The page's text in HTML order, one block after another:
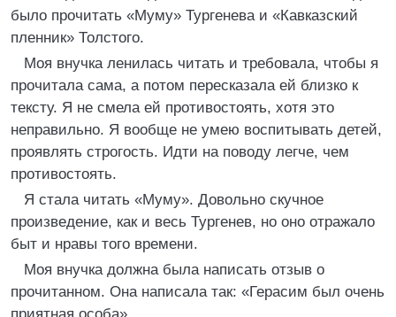
было прочитать «Муму» Тургенева и «Кавказский
пленник» Толстого.
Моя внучка ленилась читать и требовала, чтобы я
прочитала сама, а потом пересказала ей близко к
тексту. Я не смела ей противостоять, хотя это
неправильно. Я вообще не умею воспитывать детей,
проявлять строгость. Идти на поводу легче, чем
противостоять.
Я стала читать «Муму». Довольно скучное
произведение, как и весь Тургенев, но оно отражало
быт и нравы того времени.
Моя внучка должна была написать отзыв о
прочитанном. Она написала так: «Герасим был очень